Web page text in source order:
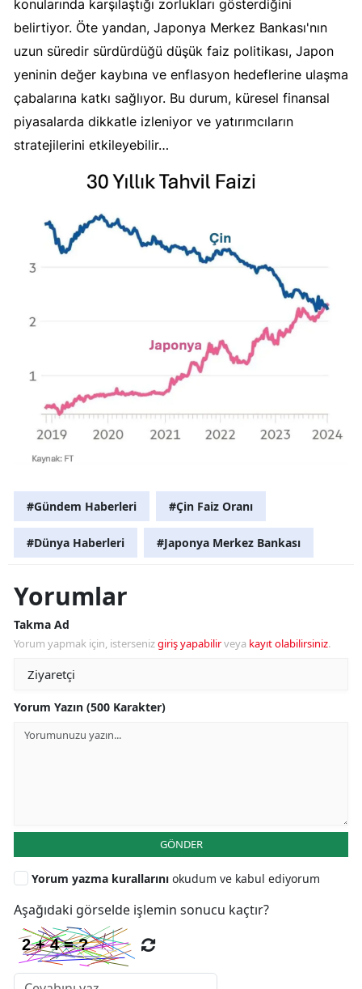
konularında karşılaştığı zorlukları gösterdiğini
belirtiyor. Öte yandan, Japonya Merkez Bankası'nın
uzun süredir sürdürdüğü düşük faiz politikası, Japon
yeninin değer kaybına ve enflasyon hedeflerine ulaşma
çabalarına katkı sağlıyor. Bu durum, küresel finansal
piyasalarda dikkatle izleniyor ve yatırımcıların
stratejilerini etkileyebilir…
#Gündem Haberleri #Çin Faiz Oranı
#Dünya Haberleri #Japonya Merkez Bankası
Yorumlar
Takma Ad
Yorum yapmak için, istersenizgiriş yapabilirveya kayıt olabilirsiniz.
Yorum Yazın (500 Karakter)
GÖNDER
Yorum yazma kurallarını okudum ve kabul ediyorum
Aşağıdaki görselde işlemin sonucu kaçtır?